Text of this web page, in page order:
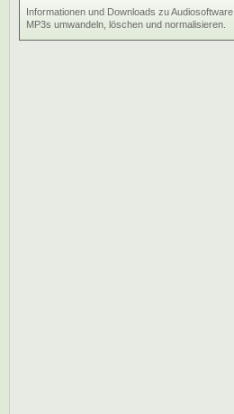
Informationen und Downloads zu Audiosoftware,
MP3s umwandeln, löschen und normalisieren.